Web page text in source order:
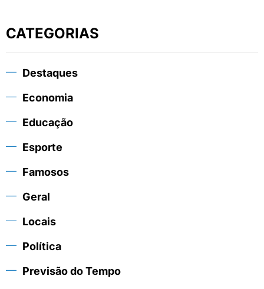
CATEGORIAS
Destaques
Economia
Educação
Esporte
Famosos
Geral
Locais
Política
Previsão do Tempo